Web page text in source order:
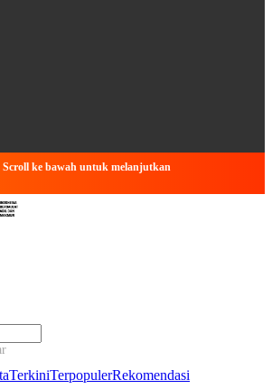
ke bawah untuk melanjutkan
ini
TerkiniTerpopulerRekomendasi